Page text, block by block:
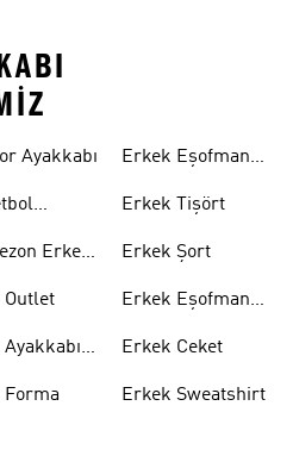
Ayakkabı
Erkek
Outlet
Forma
Erkek Eşofman
Erkek Tişört
Erkek Şort
Erkek Eşofman
Erkek Ceket
Erkek Sweatshirt